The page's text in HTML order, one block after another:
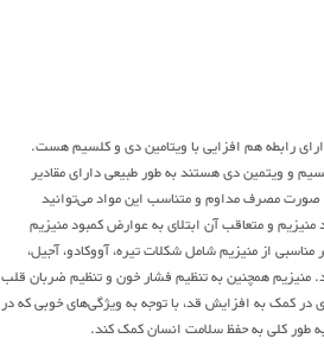
رابطه هم افزایی با ویتامین دی و کلسیم هست.
و ویتمین دی هستند به طور طبیعی دارای مقادیر
مصرف مداوم و متناسب این مواد می‌توانید
منیزیم و متعاقب آن ابتلای به عوارض کمبود منیزیم
از منیزیم شامل شکلات تیره، آووکادو، آجیل،
منیزیم همچنین به تنظیم فشار خون و تنظیم ضربان قلب
در کمک به افزایش قد، با توجه به ویژگی‌های خوبی که در
طور کلی به حفظ سلامت انسان کمک کند.